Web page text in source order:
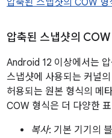
압축된 스냅샷의 COW 형
압축된 스냅샷의 COW
Android 12 이상에서는
스냅샷에 사용되는 커널
허용되는 원본 형식의 메
COW 형식은 더 다양한
복사: 기본 기기의